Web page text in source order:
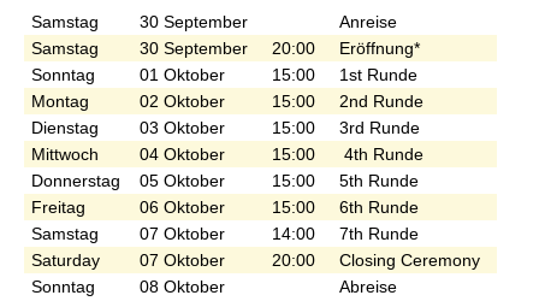
Samstag
30 September
Anreise
Samstag
30 September 20:00
Eröffnung*
Sonntag
01 Oktober 15:00 1st Runde
Montag
02 Oktober 15:00 2nd Runde
Dienstag
03 Oktober 15:00 3rd Runde
Mittwoch
04 Oktober 15:00 4th Runde
Donnerstag
05 Oktober 15:00 5th Runde
Freitag
06 Oktober 15:00 6th Runde
Samstag
07 Oktober 14:00 7th Runde
Saturday
07 Oktober 20:00
Closing Ceremony
Sonntag
08 Oktober Abreise